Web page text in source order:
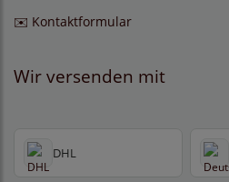
✉️ Kontaktformular
Wir versenden mit
DHL